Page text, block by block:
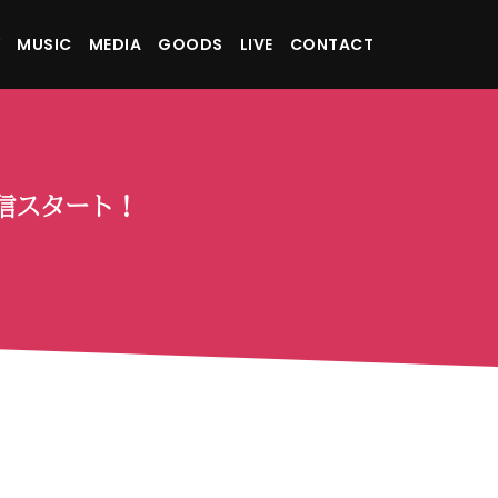
MUSIC MEDIA GOODS LIVE CONTACT
タート！